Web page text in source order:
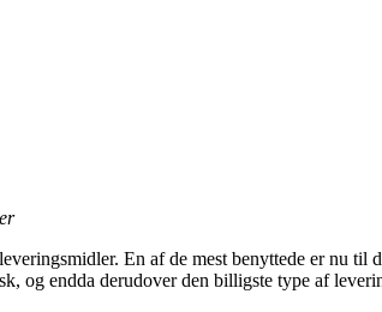
En af de mest benyttede er nu
og endda derudover den billigste type af